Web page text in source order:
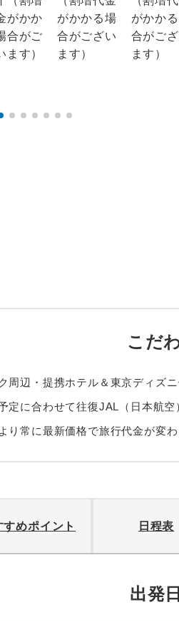
こだ
周辺・提携ホテル＆東京ディズ
定に合わせて往復JAL（日本航
り常に最新価格で旅行代金が変
すめポイント 日程表
出発